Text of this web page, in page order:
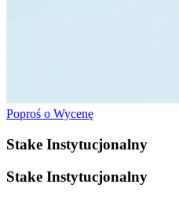
Poproś o Wycenę
Stake Instytucjonalny
Stake Instytucjonalny